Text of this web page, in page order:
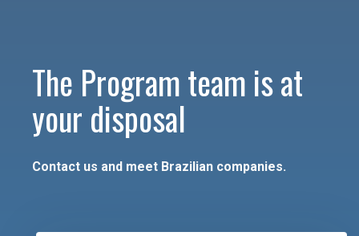
The Program team is at
your disposal
Contact us and meet Brazilian companies.